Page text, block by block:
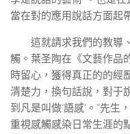
當在對的應用說話方面起
這就請求我們的教導
觸。葉圣陶在《文藝作品
時留心，獲得真正的的經
清楚力，換句話說，對于
到凡是叫做‘語感’。”先
重視感觸感染日常生涯的